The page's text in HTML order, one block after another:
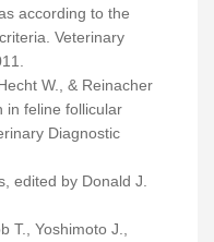
according to the
Veterinary
W., & Reinacher
in feline follicular
Diagnostic
edited by Donald J.
T., Yoshimoto J.,